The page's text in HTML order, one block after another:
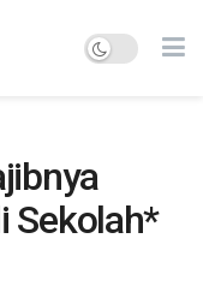
Sekolah*